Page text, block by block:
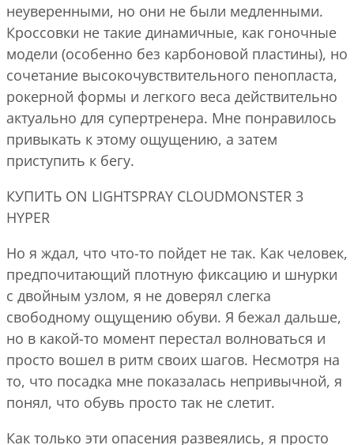
неуверенными, но они не были медленными.
Кроссовки не такие динамичные, как гоночные
модели (особенно без карбоновой пластины), но
сочетание высокочувствительного пенопласта,
рокерной формы и легкого веса действительно
актуально для супертренера. Мне понравилось
привыкать к этому ощущению, а затем
приступить к бегу.
КУПИТЬ ON LIGHTSPRAY CLOUDMONSTER 3
HYPER
Но я ждал, что что-то пойдет не так. Как человек,
предпочитающий плотную фиксацию и шнурки
с двойным узлом, я не доверял слегка
свободному ощущению обуви. Я бежал дальше,
но в какой-то момент перестал волноваться и
просто вошел в ритм своих шагов. Несмотря на
то, что посадка мне показалась непривычной, я
понял, что обувь просто так не слетит.
Как только эти опасения развеялись, я просто